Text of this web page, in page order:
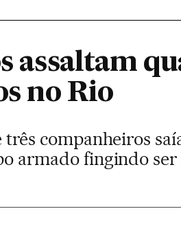
assaltam
no Rio
companheiros
armado fingindo ser